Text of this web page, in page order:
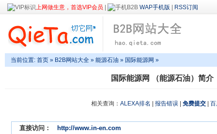
上网做生意，首选VIP会员 WAP手机版 RSS订阅
当前位置: 首页 » B2B网站大全 » 能源石油 » 国际能源网 »
国际能源网 （能源石油）简介
相关查询： ALEXA排名 报告错误 免费提交
直接访问： http://www.in-en.com